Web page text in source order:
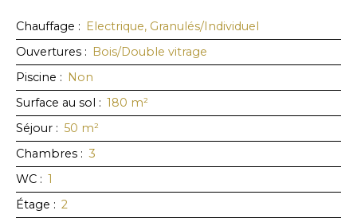
Chauffage : Electrique, Granulés/Individuel
Ouvertures : Bois/Double vitrage
Piscine : Non
Surface au sol : 180 m²
Séjour : 50 m²
Chambres : 3
WC : 1
Étage : 2